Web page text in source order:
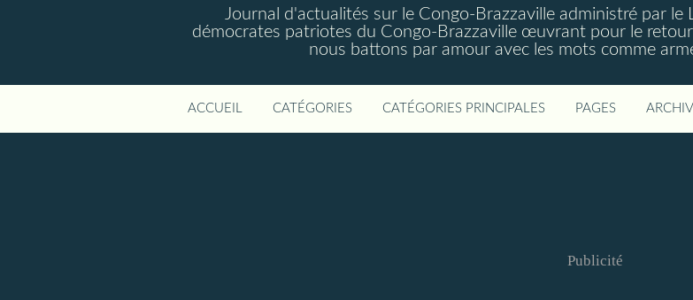
Journal d'actualités sur le Congo-Brazzaville administré par
démocrates patriotes du Congo-Brazzaville œuvrant pour le
nous battons par amour avec les mots comme
ACCUEIL CATÉGORIES CATÉGORIES PRINCIPALES PAGES
Publicité